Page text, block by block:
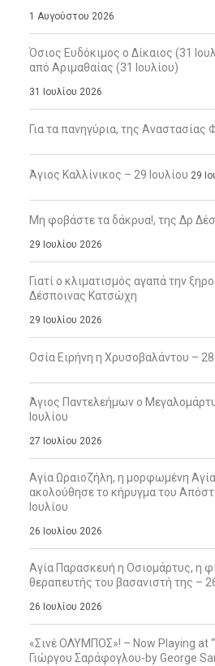
1 Αυγούστου 2026
Όσιος Ευδόκιμος ο Δίκαιος (31
από Αριμαθαίας (31 Ιουλίου)
31 Ιουλίου 2026
Για τα πανηγύρια, της Αναστασίας
Άγιος Καλλίνικος – 29 Ιουλίου 29
Μη φοβάστε τα δάκρυα!, της Δρ
29 Ιουλίου 2026
Γιατί ο κλιματισμός αγαπά την
Δέσποινας Κατσώχη
29 Ιουλίου 2026
Οσία Ειρήνη η Χρυσοβαλάντου – 28
Άγιος Παντελεήμων ο
Ιουλίου
27 Ιουλίου 2026
Αγία Ωραιοζήλη, η μορφωμένη
ακολούθησε το κήρυγμα του
Ιουλίου
26 Ιουλίου 2026
Αγία Παρασκευή η Οσιομάρτυς, η
θεραπευτής του βασανιστή της –
26 Ιουλίου 2026
«Σινέ ΟΛΥΜΠΟΣ»! – Now Playing at
Γιώργου Σαράφογλου-by George